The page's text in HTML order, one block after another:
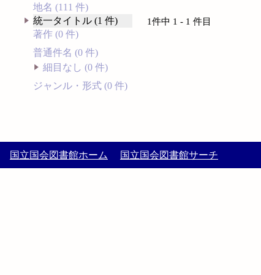
地名 (111 件)
統一タイトル (1 件)
著作 (0 件)
普通件名 (0 件)
細目なし (0 件)
ジャンル・形式 (0 件)
1件中 1 - 1 件目
国立国会図書館ホーム 国立国会図書館サーチ